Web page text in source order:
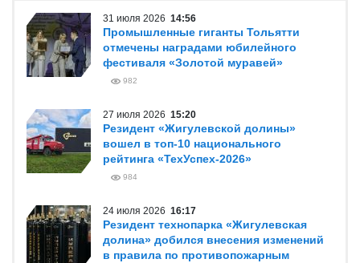
31 июля 2026 14:56
Промышленные гиганты Тольятти
отмечены наградами юбилейного
фестиваля «Золотой муравей»
982
27 июля 2026 15:20
Резидент «Жигулевской долины»
вошел в топ-10 национального
рейтинга «ТехУспех-2026»
984
24 июля 2026 16:17
Резидент технопарка «Жигулевская
долина» добился внесения изменений
в правила по противопожарным